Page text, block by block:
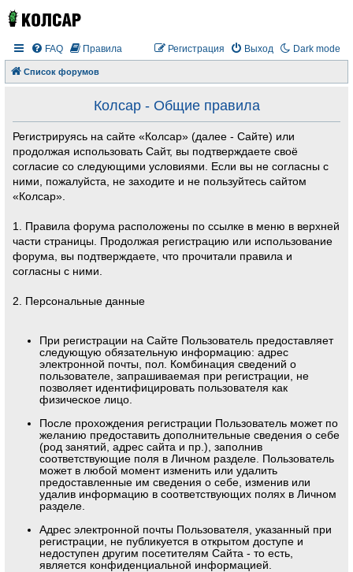
Dark mode
FAQ Правила Выход
Регистрация
Список форумов
Колсар - Общие правила
Регистрируясь на сайте «Колсар» (далее - Сайте) или
продолжая использовать Сайт, вы подтверждаете своё
согласие со следующими условиями. Если вы не согласны с
ними, пожалуйста, не заходите и не пользуйтесь сайтом
«Колсар».
1. Правила форума расположены по ссылке в меню в верхней
части страницы. Продолжая регистрацию или использование
форума, вы подтверждаете, что прочитали правила и
согласны с ними.
2. Персональные данные
При регистрации на Сайте Пользователь предоставляет
следующую обязательную информацию: адрес
электронной почты, пол. Комбинация сведений о
пользователе, запрашиваемая при регистрации, не
позволяет идентифицировать пользователя как
физическое лицо.
После прохождения регистрации Пользователь может по
желанию предоставить дополнительные сведения о себе
(род занятий, адрес сайта и пр.), заполнив
соответствующие поля в Личном разделе. Пользователь
может в любой момент изменить или удалить
предоставленные им сведения о себе, изменив или
удалив информацию в соответствующих полях в Личном
разделе.
Адрес электронной почты Пользователя, указанный при
регистрации, не публикуется в открытом доступе и
недоступен другим посетителям Сайта - то есть,
является конфиденциальной информацией.